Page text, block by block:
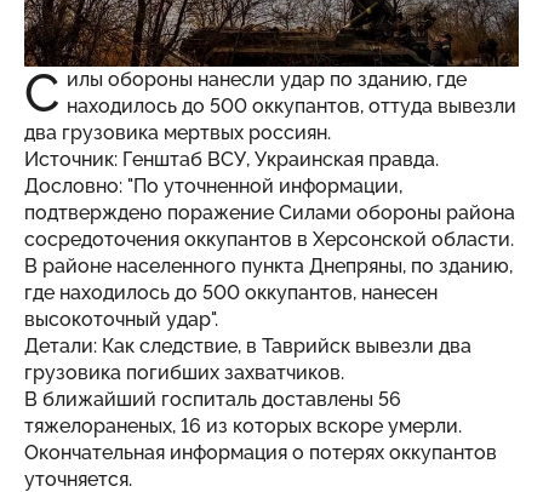
С илы обороны нанесли удар по зданию, где
находилось до 500 оккупантов, оттуда вывезли
два грузовика мертвых россиян.
Источник: Генштаб ВСУ, Украинская правда.
Дословно: "По уточненной информации,
подтверждено поражение Силами обороны района
сосредоточения оккупантов в Херсонской области.
В районе населенного пункта Днепряны, по зданию,
где находилось до 500 оккупантов, нанесен
высокоточный удар".
Детали: Как следствие, в Таврийск вывезли два
грузовика погибших захватчиков.
В ближайший госпиталь доставлены 56
тяжелораненых, 16 из которых вскоре умерли.
Окончательная информация о потерях оккупантов
уточняется.